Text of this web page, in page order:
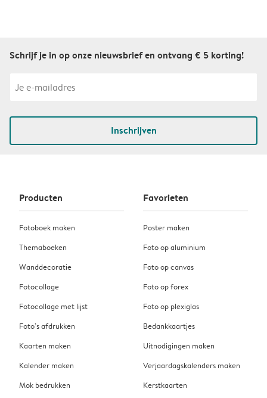
Schrijf je in op onze nieuwsbrief en ontvang € 5 korting!
Inschrijven
Producten
Fotoboek maken
Themaboeken
Wanddecoratie
Fotocollage
Fotocollage met lijst
Foto’s afdrukken
Kaarten maken
Kalender maken
Mok bedrukken
Favorieten
Poster maken
Foto op aluminium
Foto op canvas
Foto op forex
Foto op plexiglas
Bedankkaartjes
Uitnodigingen maken
Verjaardagskalenders maken
Kerstkaarten